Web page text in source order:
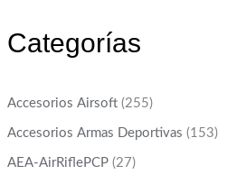
Categorías
Accesorios Airsoft (255)
Accesorios Armas Deportivas (153)
AEA-AirRiflePCP (27)